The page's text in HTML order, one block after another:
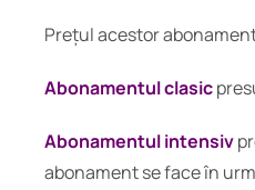
Prețul acestor
Abonamentul clasic
Abonamentul intensiv
abonament se face în